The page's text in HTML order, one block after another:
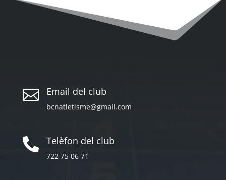
 Email del club
bcnatletisme@gmail.com
 Telèfon del club
722 75 06 71